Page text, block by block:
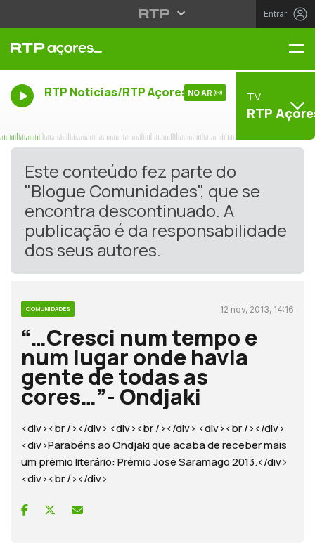
Entrar
RTP Noticias/RTP Açores NO AR TV
RTP
Este conteúdo fez parte do
"Blogue Comunidades", que se
encontra descontinuado. A
publicação é da responsabilidade
dos seus autores.
COMUNIDADES 12 nov, 2013, 14:16
“…Cresci num tempo e
num lugar onde havia
gente de todas as
cores…”- Ondjaki
<div><br /></div> <div><br /></div> <div><br /></div>
<div>Parabéns ao Ondjaki que acaba de receber mais
um prémio literário: Prémio José Saramago 2013.</div>
<div><br /></div>